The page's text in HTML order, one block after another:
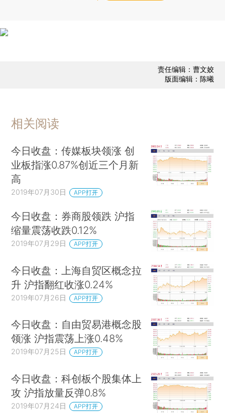
责任编辑：曹文姣
版面编辑：陈曦
相关阅读
今日收盘：传媒板块领涨 创
业板指涨0.87%创近三个月新
高
2019年07月30日 APP打开
今日收盘：券商股领跌 沪指
缩量震荡收跌0.12%
2019年07月29日 APP打开
今日收盘：上海自贸区概念拉
升 沪指翻红收涨0.24%
2019年07月26日 APP打开
今日收盘：自由贸易港概念股
领涨 沪指震荡上涨0.48%
2019年07月25日 APP打开
今日收盘：科创板个股集体上
攻 沪指放量反弹0.8%
2019年07月24日 APP打开